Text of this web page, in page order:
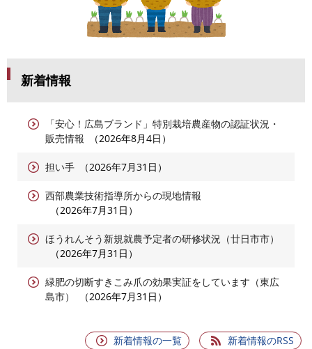
新着情報
「安心！広島ブランド」特別栽培農産物の認証状況・
販売情報
2026年8月4日
担い手 2026年7月31日
西部農業技術指導所からの現地情報
2026年7月31日
ほうれんそう新規就農予定者の研修状況（廿日市市）
2026年7月31日
緑肥の切断すきこみ爪の効果実証をしています（東広
島市）
2026年7月31日
新着情報の一覧 新着情報のRSS